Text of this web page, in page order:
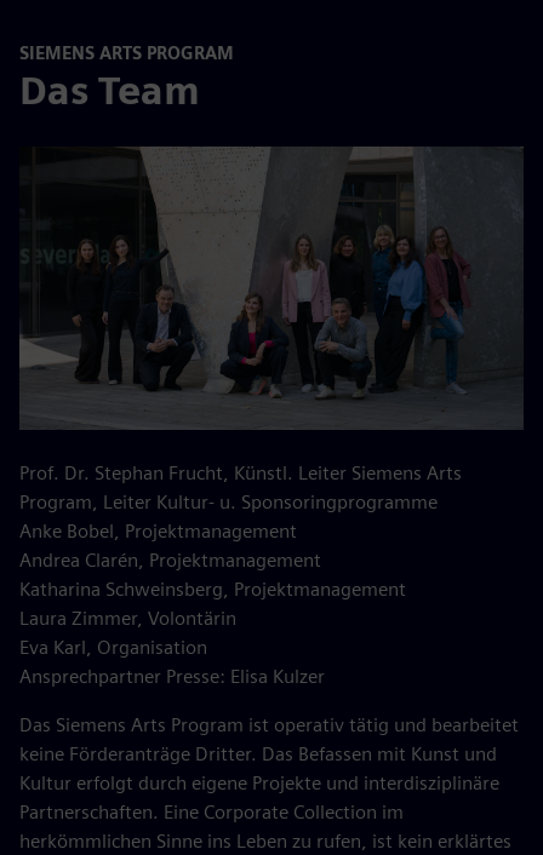
SIEMENS ARTS PROGRAM
Das Team
Prof. Dr. Stephan Frucht, Künstl. Leiter Siemens Arts
Program, Leiter Kultur- u. Sponsoringprogramme
Anke Bobel, Projektmanagement
Andrea Clarén, Projektmanagement
Katharina Schweinsberg, Projektmanagement
Laura Zimmer, Volontärin
Eva Karl, Organisation
Ansprechpartner Presse: Elisa Kulzer
Das Siemens Arts Program ist operativ tätig und bearbeitet
keine Förderanträge Dritter. Das Befassen mit Kunst und
Kultur erfolgt durch eigene Projekte und interdisziplinäre
Partnerschaften. Eine Corporate Collection im
herkömmlichen Sinne ins Leben zu rufen, ist kein erklärtes